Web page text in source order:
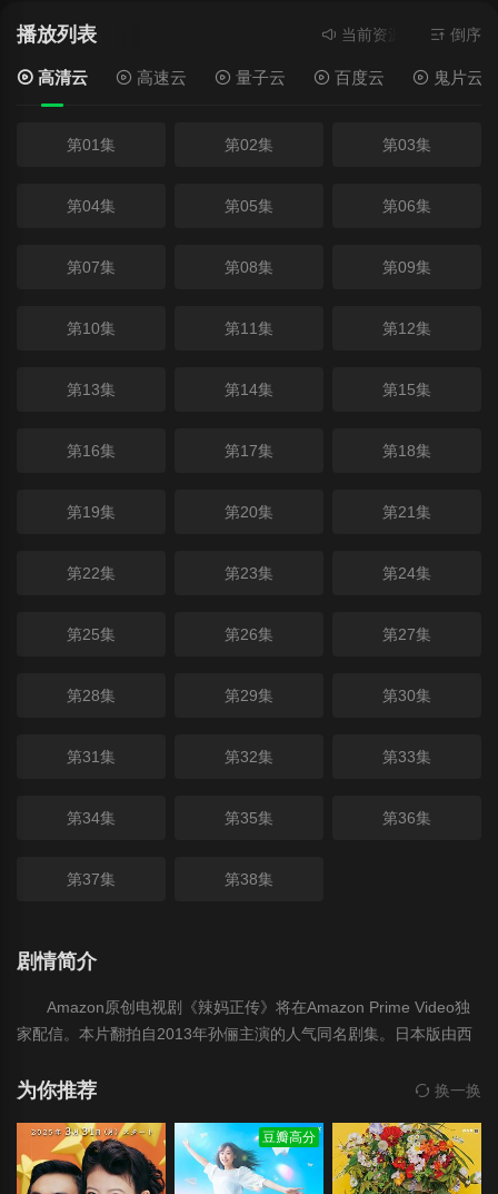
播放列表 当前资源来源 高清云- 在
倒序
高清云 高速云 量子云 百度云 鬼片云
第01集 第02集 第03集
第04集 第05集 第06集
第07集 第08集 第09集
第10集 第11集 第12集
第13集 第14集 第15集
第16集 第17集 第18集
第19集 第20集 第21集
第22集 第23集 第24集
第25集 第26集 第27集
第28集 第29集 第30集
第31集 第32集 第33集
第34集 第35集 第36集
第37集 第38集
剧情简介
Amazon原创电视剧《辣妈正传》将在Amazon Prime Video独
家配信。本片翻拍自2013年孙俪主演的人气同名剧集。日本版由西
中国内地也将由@哔哩哔哩弹幕网 同步线上播出。
为你推荐 换一换
豆瓣高分